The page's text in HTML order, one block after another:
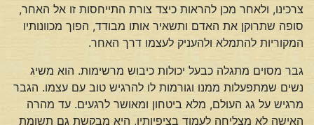
צרכינו, ולאחר מכן להראות כיצד צורת התייחסות זו אל האחר,
סופה שתרוקן את האדם ותשאיר אותו מבודד, הפוך מכוונותיו
המקוריות להתמלא ולהעניק לעצמו דרך האחר.
גבר מסוים מתגלה כבעל יכולות כיבוש מרשימות. הוא משיג
נשים שמתפעלות ממנו וגורמות לו להרגיש טוב עם עצמו. הגבר
מרגיש על גג העולם, מלא ביטחון ומאושר לרגעים. עד מהרה
האישה לא מצליחה לעמוד בציפיותיו, היא מבקשת גם תשומת